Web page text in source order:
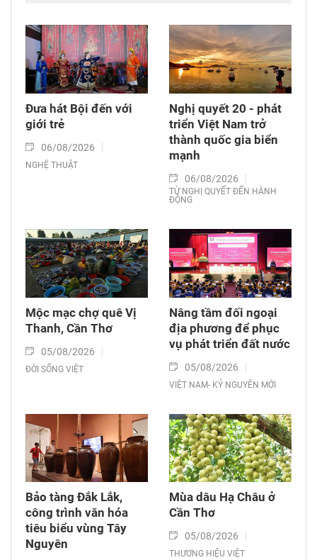
Đưa hát Bội đến với
giới trẻ
06/08/2026
NGHỆ THUẬT
Nghị quyết 20 - phát
triển Việt Nam trở
thành quốc gia biển
mạnh
06/08/2026
TỪ NGHỊ QUYẾT ĐẾN HÀNH
ĐỘNG
Mộc mạc chợ quê Vị
Thanh, Cần Thơ
05/08/2026
ĐỜI SỐNG VIỆT
Nâng tầm đối ngoại
địa phương để phục
vụ phát triển đất nước
05/08/2026
VIỆT NAM- KỶ NGUYÊN MỚI
Bảo tàng Đắk Lắk,
công trình văn hóa
tiêu biểu vùng Tây
Nguyên
Mùa dâu Hạ Châu ở
Cần Thơ
05/08/2026
THƯƠNG HIỆU VIỆT